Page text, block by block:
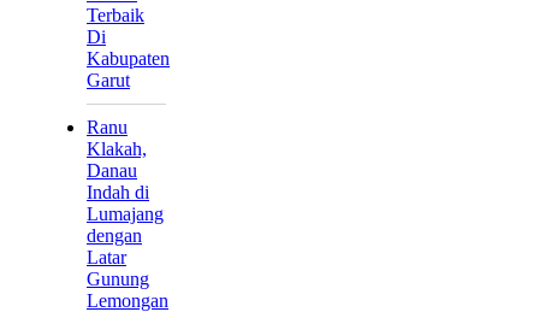
Terbaik
Di
Kabupaten
Garut
Ranu
Klakah,
Danau
Indah di
Lumajang
dengan
Latar
Gunung
Lemongan